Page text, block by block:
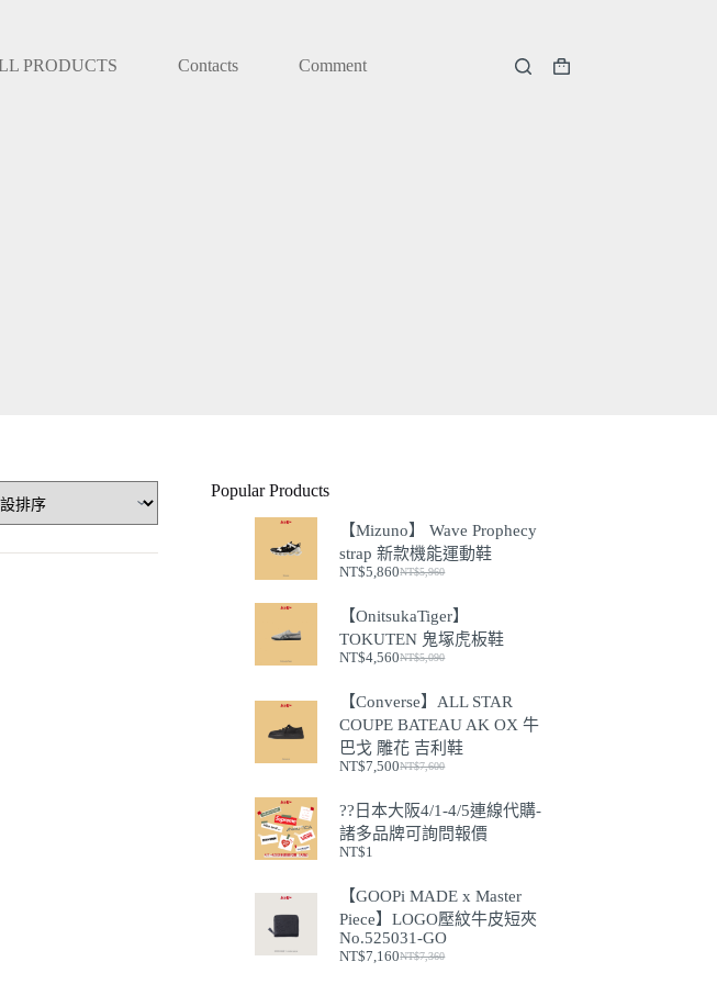
PRODUCTS Contacts Comment
購
Popular Products
【Mizuno】 Wave Prophecy
strap 新款機能運動鞋
NT$5,960
原
價
格：
NT$5,960。
NT$5,860
目
價
格：
NT$5,860。
【OnitsukaTiger】
TOKUTEN 鬼塚虎板鞋
NT$5,090
原
價
格：
NT$5,090。
NT$4,560
目
價
格：
NT$4,560。
【Converse】ALL STAR
COUPE BATEAU AK OX 牛
巴戈 雕花 吉利鞋
NT$7,600
原
價
格：
NT$7,500
目
價
格：
??日本大阪4/1-4/5連線代購-
諸多品牌可詢問報價
NT$1
【GOOPi MADE x Master
Piece】LOGO壓紋牛皮短夾
No.525031-GO
NT$7,360
原
NT$7,160
目